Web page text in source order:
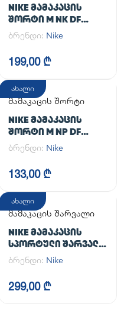
NIKE ᲛᲐᲛᲐᲙᲐᲪᲘᲡ
ᲨᲝᲠᲢᲘ M NK DF
UNLIMITED WVN 7IN
UL
ბრენდი: Nike
199,00 ₾
ახალი
მამაკაცის შორტი
NIKE ᲛᲐᲛᲐᲙᲐᲪᲘᲡ
ᲨᲝᲠᲢᲘ M NP DF
LONG SHORT
ბრენდი: Nike
133,00 ₾
ახალი
მამაკაცის შარვალი
NIKE ᲛᲐᲛᲐᲙᲐᲪᲘᲡ
ᲡᲞᲝᲠᲢᲣᲚᲘ ᲨᲐᲠᲕᲐᲚᲘ
M NK DF UNLIMITED
PANT TPR
ბრენდი: Nike
299,00 ₾